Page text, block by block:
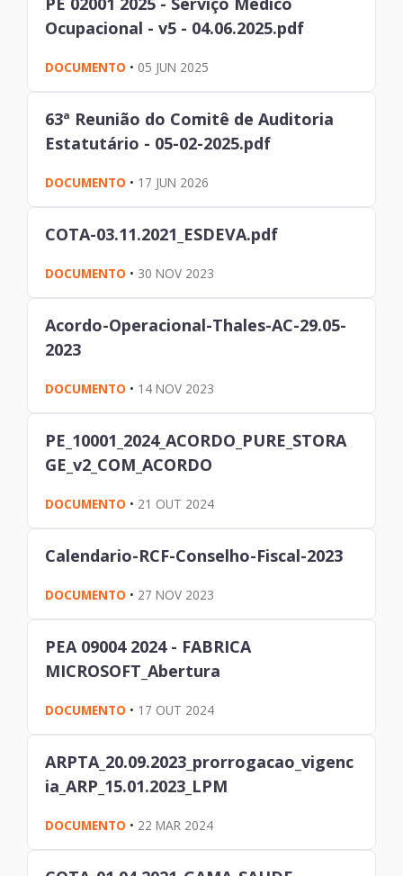
Ocupacional - v5 - 04.06.2025.pdf
DOCUMENTO • 05 JUN 2025
63ª Reunião do Comitê de Auditoria
Estatutário - 05-02-2025.pdf
DOCUMENTO • 17 JUN 2026
COTA-03.11.2021_ESDEVA.pdf
DOCUMENTO • 30 NOV 2023
Acordo-Operacional-Thales-AC-29.05-
2023
DOCUMENTO • 14 NOV 2023
PE_10001_2024_ACORDO_PURE_STORA
GE_v2_COM_ACORDO
DOCUMENTO • 21 OUT 2024
Calendario-RCF-Conselho-Fiscal-2023
DOCUMENTO • 27 NOV 2023
PEA 09004 2024 - FABRICA
MICROSOFT_Abertura
DOCUMENTO • 17 OUT 2024
ARPTA_20.09.2023_prorrogacao_vigenc
ia_ARP_15.01.2023_LPM
DOCUMENTO • 22 MAR 2024